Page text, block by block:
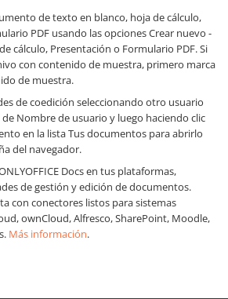
de texto en blanco, hoja de cálculo,
PDF usando las opciones Crear nuevo -
cálculo, Presentación o Formulario PDF. Si
con contenido de muestra, primero marca
de muestra.
de coedición seleccionando otro usuario
Nombre de usuario y luego haciendo clic
en la lista Tus documentos para abrirlo
del navegador.
Docs en tus plataformas,
de gestión y edición de documentos.
con conectores listos para sistemas
ownCloud, Alfresco, SharePoint, Moodle,
Más información.